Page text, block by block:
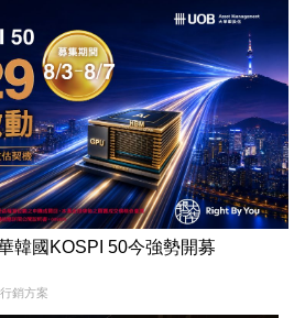
韓國KOSPI 50今強勢開募
銷方案